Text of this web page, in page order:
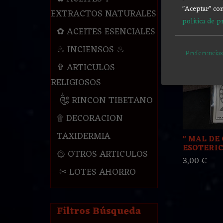
EXTRACTOS NATURALES
✿ ACEITES ESENCIALES
♨ INCIENSOS ♨
✞ ARTICULOS
RELIGIOSOS
༃ RINCON TIBETANO
۩ DECORACION
TAXIDERMIA
۞ OTROS ARTICULOS
✂ LOTES AHORRO
Filtros Búsqueda
3,00 €
" MAL DE
3,00 €
"Aceptar"
política de
Preferencias